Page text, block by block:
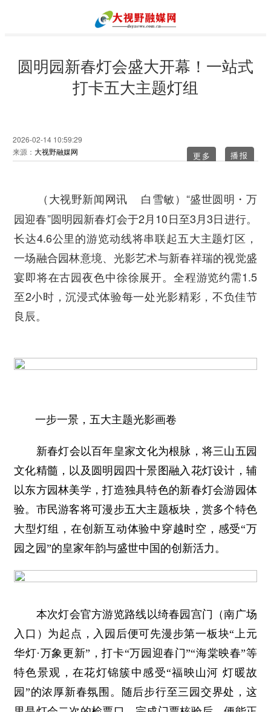
圆明园新春灯会盛大开幕！一站式
打卡五大主题灯组
2026-02-14 10:59:29
来源： 大视野融媒网 更多
（大视野新闻网讯 白雪敏） “盛世圆明・万
园迎春”圆明园新春灯会于2月10日至3月3日进行。
长达4.6公里的游览动线将串联起五大主题灯区，
一场融合园林意境、光影艺术与新春祥瑞的视觉盛
宴即将在古园夜色中徐徐展开。全程游览约需1.5
至2小时，沉浸式体验每一处光影精彩，不负佳节
良辰。
一步一景，五大主题光影画卷
新春灯会以百年皇家文化为根脉，将三山五园
文化精髓，以及圆明园四十景图融入花灯设计，辅
以东方园林美学，打造独具特色的新春灯会游园体
验。市民游客将可漫步五大主题板块，赏多个特色
大型灯组，在创新互动体验中穿越时空，感受“万
园之园”的皇家年韵与盛世中国的创新活力。
本次灯会官方游览路线以绮春园宫门（南广场
入口）为起点，入园后便可先漫步第一板块“上元
华灯·万象更新”，打卡“万园迎春门”“海棠映春”等
特色景观，在花灯锦簇中感受“福映山河 灯暖故
园”的浓厚新春氛围。随后步行至三园交界处，这